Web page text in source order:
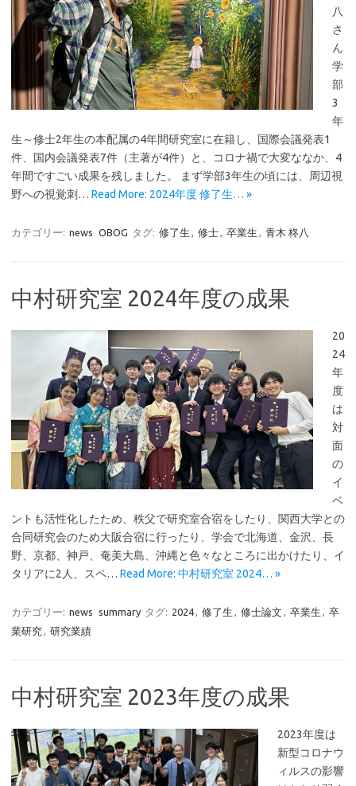
八
さ
ん
学
部
3
年
生～修士2年生の本配属の4年間研究室に在籍し、国際会議発表1
件、国内会議発表7件（主著が4件）と、コロナ禍で大変ななか、4
年間ですごい成果を残しました。 まず学部3年生の頃には、周辺視
野への視覚刺… Read More: 2024年度 修了生… »
カテゴリー: news OBOG タグ: 修了生 , 修士, 卒業生 , 青木 柊八
中村研究室 2024年度の成果
20
24
年
度
は
対
面
の
イ
ベ
ントも活性化したため、秩父で研究室合宿をしたり、関西大学との
合同研究会のため大阪合宿に行ったり、学会で北海道、金沢、長
野、京都、神戸、奄美大島、沖縄と色々なところに出かけたり、イ
タリアに2人、スペ… Read More: 中村研究室 2024… »
カテゴリー: news summary タグ: 2024, 修了生 , 修士論文 , 卒業生 , 卒
業研究, 研究業績
中村研究室 2023年度の成果
2023年度は
新型コロナウ
ィルスの影響